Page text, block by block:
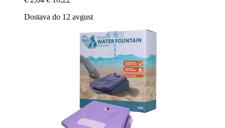
Dostava do 12 avgust